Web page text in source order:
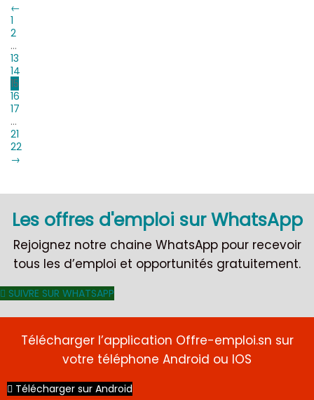
←
1
2
…
13
14
15
16
17
…
21
22
→
Les offres d'emploi sur WhatsApp
Rejoignez notre chaine WhatsApp pour recevoir
tous les d’emploi et opportunités gratuitement.
SUIVRE SUR WHATSAPP
Télécharger l’application Offre-emploi.sn sur
votre téléphone Android ou IOS
Télécharger sur Android